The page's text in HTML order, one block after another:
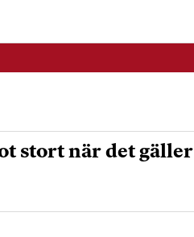
stort när det gäller